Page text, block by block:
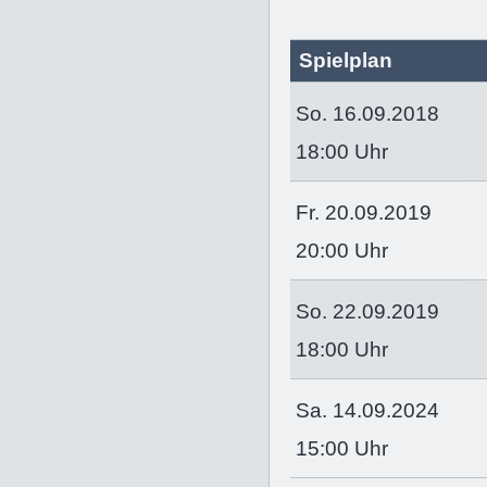
Spielplan
So. 16.09.2018
18:00 Uhr
Fr. 20.09.2019
20:00 Uhr
So. 22.09.2019
18:00 Uhr
Sa. 14.09.2024
15:00 Uhr